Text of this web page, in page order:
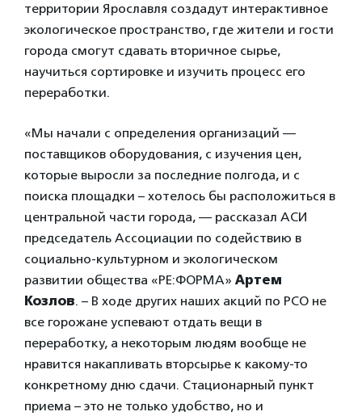
территории Ярославля создадут интерактивное
экологическое пространство, где жители и гости
города смогут сдавать вторичное сырье,
научиться сортировке и изучить процесс его
переработки.
«Мы начали с определения организаций —
поставщиков оборудования, с изучения цен,
которые выросли за последние полгода, и с
поиска площадки – хотелось бы расположиться в
центральной части города, — рассказал АСИ
председатель Ассоциации по содействию в
социально-культурном и экологическом
развитии общества «РЕ:ФОРМА» Артем
Козлов. – В ходе других наших акций по РСО не
все горожане успевают отдать вещи в
переработку, а некоторым людям вообще не
нравится накапливать вторсырье к какому-то
конкретному дню сдачи. Стационарный пункт
приема – это не только удобство, но и